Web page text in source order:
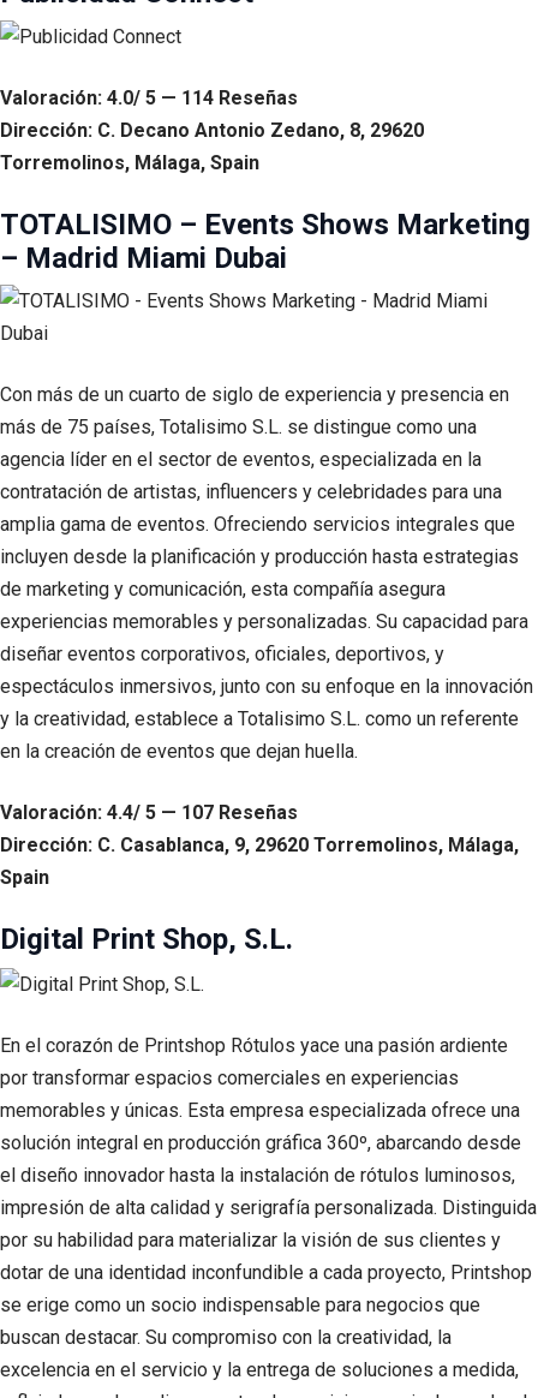
Valoración: 4.0/ 5 — 114 Reseñas
Dirección: C. Decano Antonio Zedano, 8, 29620
Torremolinos, Málaga, Spain
TOTALISIMO – Events Shows Marketing
– Madrid Miami Dubai
Con más de un cuarto de siglo de experiencia y presencia en
más de 75 países, Totalisimo S.L. se distingue como una
agencia líder en el sector de eventos, especializada en la
contratación de artistas, influencers y celebridades para una
amplia gama de eventos. Ofreciendo servicios integrales que
incluyen desde la planificación y producción hasta estrategias
de marketing y comunicación, esta compañía asegura
experiencias memorables y personalizadas. Su capacidad para
diseñar eventos corporativos, oficiales, deportivos, y
espectáculos inmersivos, junto con su enfoque en la innovación
y la creatividad, establece a Totalisimo S.L. como un referente
en la creación de eventos que dejan huella.
Valoración: 4.4/ 5 — 107 Reseñas
Dirección: C. Casablanca, 9, 29620 Torremolinos, Málaga,
Spain
Digital Print Shop, S.L.
En el corazón de Printshop Rótulos yace una pasión ardiente
por transformar espacios comerciales en experiencias
memorables y únicas. Esta empresa especializada ofrece una
solución integral en producción gráfica 360º, abarcando desde
el diseño innovador hasta la instalación de rótulos luminosos,
impresión de alta calidad y serigrafía personalizada. Distinguida
por su habilidad para materializar la visión de sus clientes y
dotar de una identidad inconfundible a cada proyecto, Printshop
se erige como un socio indispensable para negocios que
buscan destacar. Su compromiso con la creatividad, la
excelencia en el servicio y la entrega de soluciones a medida,